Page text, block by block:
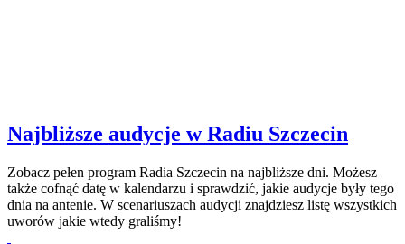
Najbliższe audycje w Radiu Szczecin
Zobacz pełen program Radia Szczecin na najbliższe dni. Możesz
także cofnąć datę w kalendarzu i sprawdzić, jakie audycje były tego
dnia na antenie. W scenariuszach audycji znajdziesz listę wszystkich
uworów jakie wtedy graliśmy!